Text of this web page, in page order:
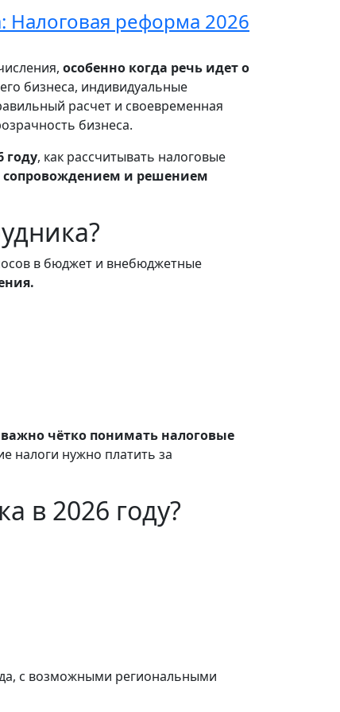
Налоговая реформа 2026
особенно когда речь идет о
бизнеса, индивидуальные
расчет и своевременная
бизнеса.
году, как рассчитывать налоговые
и решением
в бюджет и внебюджетные
важно чётко понимать налоговые
налоги нужно платить за
в 2026 году?
с возможными региональными